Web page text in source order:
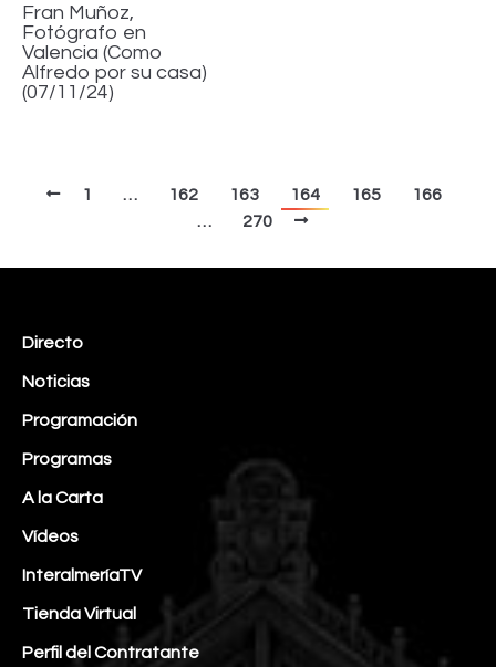
Fran Muñoz,
Fotógrafo en
Valencia (Como
Alfredo por su casa)
(07/11/24)
1 … 162 163 164 165
166
…
270
Directo
Noticias
Programación
Programas
A la Carta
Vídeos
InteralmeríaTV
Tienda Virtual
Perfil del Contratante